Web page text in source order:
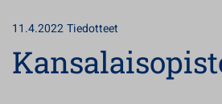
11.4.2022Tiedotteet